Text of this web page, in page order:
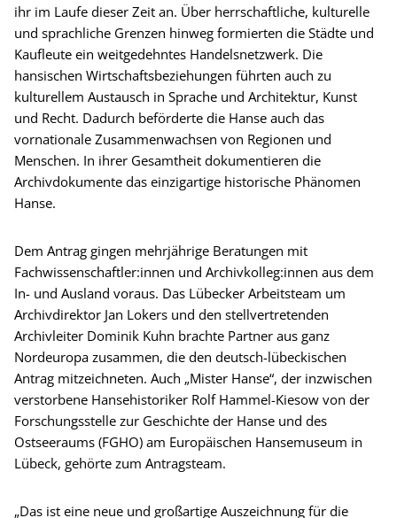
ihr im Laufe dieser Zeit an. Über herrschaftliche, kulturelle
und sprachliche Grenzen hinweg formierten die Städte und
Kaufleute ein weitgedehntes Handelsnetzwerk. Die
hansischen Wirtschaftsbeziehungen führten auch zu
kulturellem Austausch in Sprache und Architektur, Kunst
und Recht. Dadurch beförderte die Hanse auch das
vornationale Zusammenwachsen von Regionen und
Menschen. In ihrer Gesamtheit dokumentieren die
Archivdokumente das einzigartige historische Phänomen
Hanse.
Dem Antrag gingen mehrjährige Beratungen mit
Fachwissenschaftler:innen und Archivkolleg:innen aus dem
In- und Ausland voraus. Das Lübecker Arbeitsteam um
Archivdirektor Jan Lokers und den stellvertretenden
Archivleiter Dominik Kuhn brachte Partner aus ganz
Nordeuropa zusammen, die den deutsch-lübeckischen
Antrag mitzeichneten. Auch „Mister Hanse“, der inzwischen
verstorbene Hansehistoriker Rolf Hammel-Kiesow von der
Forschungsstelle zur Geschichte der Hanse und des
Ostseeraums (FGHO) am Europäischen Hansemuseum in
Lübeck, gehörte zum Antragsteam.
„Das ist eine neue und großartige Auszeichnung für die